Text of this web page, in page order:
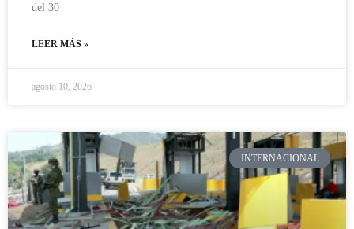
del 30
LEER MÁS »
agosto 10, 2026
INTERNACIONAL